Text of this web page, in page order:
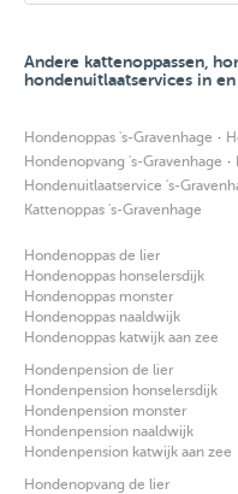
Andere kattenoppassen,
hondenuitlaatservices in
Hondenoppas 's-Gravenhage ·
Hondenopvang 's-Gravenhage ·
Hondenuitlaatservice 's-
Kattenoppas 's-Gravenhage
Hondenoppas de lier
Hondenoppas honselersdijk
Hondenoppas monster
Hondenoppas naaldwijk
Hondenoppas katwijk aan zee
Hondenpension de lier
Hondenpension honselersdijk
Hondenpension monster
Hondenpension naaldwijk
Hondenpension katwijk aan zee
Hondenopvang de lier